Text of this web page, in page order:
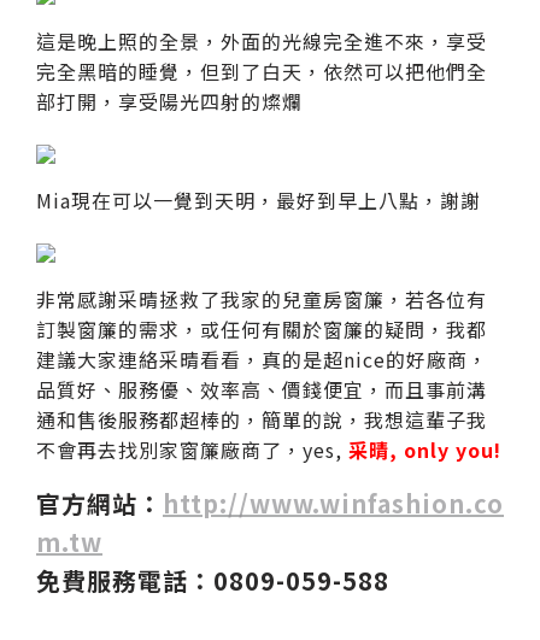
這是晚上照的全景，外面的光線完全進不來，享受
完全黑暗的睡覺，但到了白天，依然可以把他們全
部打開，享受陽光四射的燦爛
Mia現在可以一覺到天明，最好到早上八點，謝謝
非常感謝采晴拯救了我家的兒童房窗簾，若各位有
訂製窗簾的需求，或任何有關於窗簾的疑問，我都
建議大家連絡采晴看看，真的是超nice的好廠商，
品質好、服務優、效率高、價錢便宜，而且事前溝
通和售後服務都超棒的，簡單的說，我想這輩子我
不會再去找別家窗簾廠商了，yes, 采晴, only you!
官方網站： http://www.winfashion.co
m.tw
免費服務電話：0809-059-588